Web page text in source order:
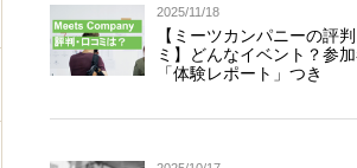
2025/11/18
【ミーツカンパニーの評
ミ】どんなイベント？参
「体験レポート」つき